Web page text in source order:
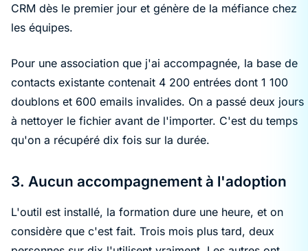
CRM dès le premier jour et génère de la méfiance chez
les équipes.
Pour une association que j'ai accompagnée, la base de
contacts existante contenait 4 200 entrées dont 1 100
doublons et 600 emails invalides. On a passé deux jours
à nettoyer le fichier avant de l'importer. C'est du temps
qu'on a récupéré dix fois sur la durée.
3. Aucun accompagnement à l'adoption
L'outil est installé, la formation dure une heure, et on
considère que c'est fait. Trois mois plus tard, deux